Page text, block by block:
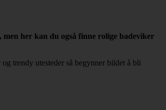
her kan du også finne rolige badeviker
trendy utesteder så begynner bildet å bli